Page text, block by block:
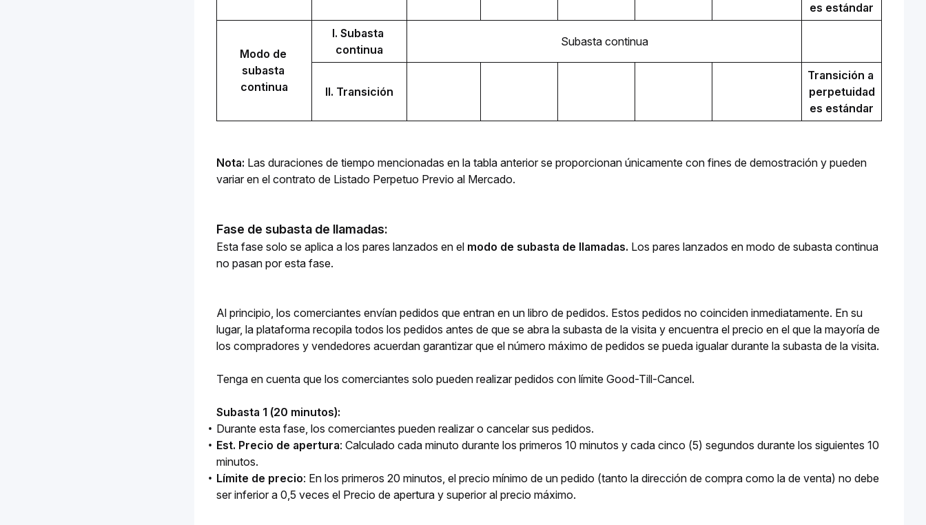
es estándar
Modo de
subasta
continua
I. Subasta
continua
Subasta continua
II. Transición
Transición a
perpetuidad
es estándar
Nota: Las duraciones de tiempo mencionadas en la tabla anterior se proporcionan únicamente con fines de demostración y pueden
variar en el contrato de Listado Perpetuo Previo al Mercado.
Fase de subasta de llamadas:
Esta fase solo se aplica a los pares lanzados en el modo de subasta de llamadas. Los pares lanzados en modo de subasta continua
no pasan por esta fase.
Al principio, los comerciantes envían pedidos que entran en un libro de pedidos. Estos pedidos no coinciden inmediatamente. En su
lugar, la plataforma recopila todos los pedidos antes de que se abra la subasta de la visita y encuentra el precio en el que la mayoría de
los compradores y vendedores acuerdan garantizar que el número máximo de pedidos se pueda igualar durante la subasta de la visita.
Tenga en cuenta que los comerciantes solo pueden realizar pedidos con límite Good-Till-Cancel.
Subasta 1 (20 minutos):
Durante esta fase, los comerciantes pueden realizar o cancelar sus pedidos.
Est. Precio de apertura: Calculado cada minuto durante los primeros 10 minutos y cada cinco (5) segundos durante los siguientes 10
minutos.
Límite de precio: En los primeros 20 minutos, el precio mínimo de un pedido (tanto la dirección de compra como la de venta) no debe
ser inferior a 0,5 veces el Precio de apertura y superior al precio máximo.